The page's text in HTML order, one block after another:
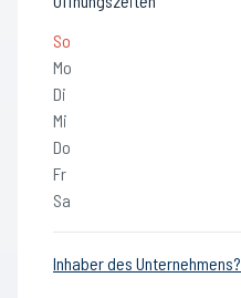
So
Mo
Di
Mi
Do
Fr
Sa
Inhaber des Unternehmens?